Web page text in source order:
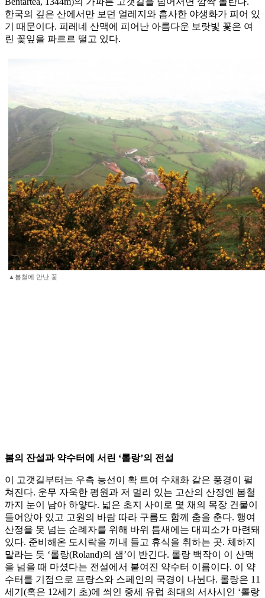
한국의 깊은 산에서만 보던 얼레지와 흡사한 야생화가 피어 있
기 때문이다. 피레네 산맥에 피어난 아름다운 보랏빛 꽃은 여
린 꽃잎을 파르르 떨고 있다.
▲봄철에 만난 꽃
봄의 잔설과 약수터에 서린 ‘롤랑’의 전설
이 고갯길부터는 우측 능선이 확 트여 수채화 같은 풍경이 펼
쳐진다. 운무 자욱한 평원과 저 멀리 있는 고산의 산정엔 봄철
까지 눈이 남아 하얗다. 넓은 초지 사이로 몇 채의 목장 건물이
들어앉아 있고 고원의 바람 따라 구름도 함께 춤을 춘다. 행여
산정을 못 넘는 순례자를 위해 바위 틈새에는 대피소가 마련돼
있다. 준비해온 도시락을 꺼내 들고 휴식을 취하는 곳. 체하지
말라는 듯 ‘롤랑(Roland)의 샘’이 반긴다. 롤랑 백작이 이 산맥
을 넘을 때 마셨다는 전설에서 붙여진 약수터 이름이다. 이 약
수터를 기점으로 프랑스와 스페인의 국경이 나뉜다. 롤랑은 11
세기(혹은 12세기 초)에 씌인 중세 유럽 최대의 서사시인 ‘롤랑